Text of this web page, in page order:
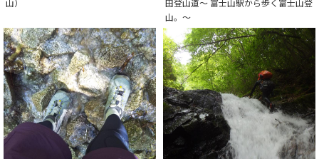
山。～